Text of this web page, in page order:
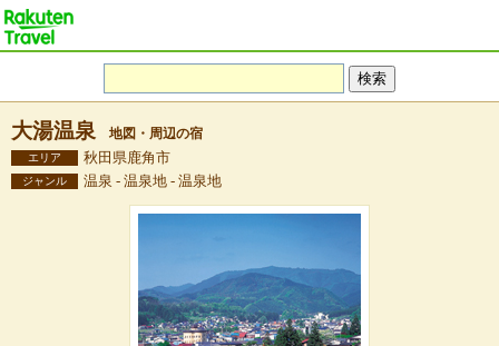
大湯温泉 地図・周辺の宿
エリア 秋田県鹿角市
ジャンル 温泉 - 温泉地 - 温泉地